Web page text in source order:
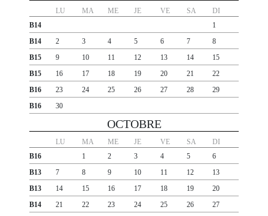
LU MA ME JE VE SA
DI
B14
1
B14
2 3 4 5 6 7
8
B15
9 10 11 12 13 14
15
B15
16 17 18 19 20 21
22
B16
23 24 25 26 27 28
29
B16
30
OCTOBRE
LU MA ME JE VE SA
DI
B16
1 2 3 4 5
6
B13
7 8 9 10 11 12
13
B13
14 15 16 17 18 19
20
B14
21 22 23 24 25 26
27